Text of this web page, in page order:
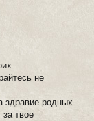
не
здравие родных
за твое